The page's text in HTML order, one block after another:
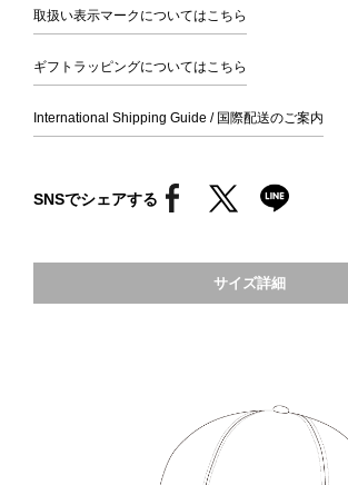
取扱い表示マークについてはこちら
ギフトラッピングについてはこちら
International Shipping Guide / 国際配送のご案内
SNSでシェアする
サイズ詳細